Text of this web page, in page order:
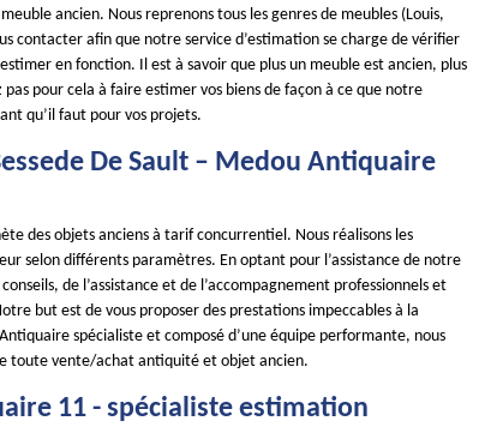
ancien. Nous reprenons tous les genres de meubles (Louis,
contacter afin que notre service d’estimation se charge de vérifier
en fonction. Il est à savoir que plus un meuble est ancien, plus
pas pour cela à faire estimer vos biens de façon à ce que notre
qu’il faut pour vos projets.
De Sault – Medou Antiquaire
des objets anciens à tarif concurrentiel. Nous réalisons les
selon différents paramètres. En optant pour l’assistance de notre
de l’assistance et de l’accompagnement professionnels et
but est de vous proposer des prestations impeccables à la
spécialiste et composé d’une équipe performante, nous
toute vente/achat antiquité et objet ancien.
11 - spécialiste estimation